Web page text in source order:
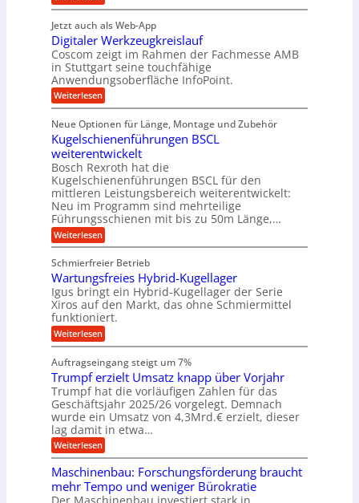
r
i
e
b
e
f
ü
r
r
a
u
e
U
m
g
e
b
u
n
g
e
n
t
a
g
s
e
i
n
g
a
n
g
I
w
i
c
h
t
i
g
e
a
l
s
M
a
s
c
h
i
n
e
n
n
e
t
r
i
e
b
e
f
r
p
r
ä
z
i
s
e
H
u
b
e
w
e
g
u
n
g
e
P
ä
z
i
s
i
o
n
f
r
A
u
t
o
m
o
t
i
v
e
n
d
M
a
s
c
h
i
e
n
b
a
u
Jetzt auch als Web-App
Digitaler Werkzeugkreislauf
Coscom zeigt im Rahmen der Fachmesse AMB
in Stuttgart seine touchfähige
Anwendungsoberfläche InfoPoint.
Weiterlesen:
D
g
i
t
a
l
e
r
W
e
r
k
z
e
u
g
k
r
e
i
s
a
u
f
Neue Optionen für Länge, Montage und Zubehör
Kugelschienenführungen BSCL
weiterentwickelt
Bosch Rexroth hat die
Kugelschienenführungen BSCL für den
mittleren Leistungsbereich weiterentwickelt:
Neu im Programm sind mehrteilige
Führungsschienen mit bis zu 50m Länge,…
Weiterlesen:
K
g
e
l
s
c
h
i
e
e
n
f
ü
h
r
u
n
g
e
n
B
Schmierfreier Betrieb
Wartungsfreies Hybrid-Kugellager
Igus bringt ein Hybrid-Kugellager der Serie
Xiros auf den Markt, das ohne Schmiermittel
funktioniert.
Weiterlesen:
W
r
t
u
n
g
s
r
e
e
s
Auftragseingang steigt um 7%
Trumpf erzielt Umsatz knapp über Vorjahr
Trumpf hat die vorläufigen Zahlen für das
Geschäftsjahr 2025/26 vorgelegt. Demnach
wurde ein Umsatz von 4,3Mrd.€ erzielt, dieser
lag damit in etwa…
Weiterlesen:
T
u
m
p
Maschinenbau: Forschungsförderung braucht
mehr Tempo und weniger Bürokratie